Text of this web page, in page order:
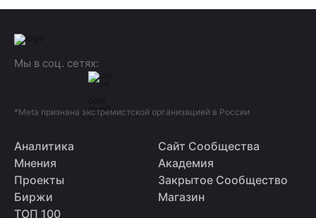
Мы в соц. сетях:
*Meta признана экстремистской организацией в России
Аналитика
Мнения
Проекты
Биржи
ТОП 100
Сайт Сообщества
Академия
Закрытое Сообщество
Магазин